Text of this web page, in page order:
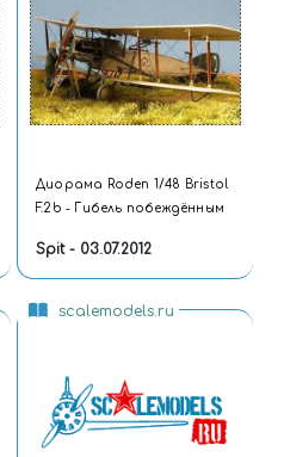
Диорама Roden 1/48 Bristol
F.2b - Гибель побеждённым
Spit - 03.07.2012
scalemodels.ru